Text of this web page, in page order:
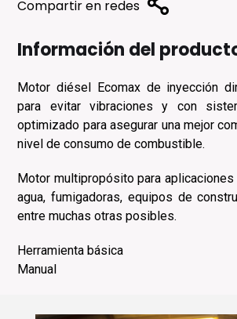
Compartir en redes
Información del
Motor diésel Ecomax de inyección
para evitar vibraciones y con
optimizado para asegurar una mejor
nivel de consumo de combustible.
Motor multipropósito para
agua, fumigadoras, equipos de
entre muchas otras posibles.
Herramienta básica
Manual